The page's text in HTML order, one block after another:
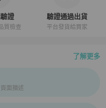
證
質檢查
驗證通過出貨
平台發貨給買家
了解更多
檢驗流程介紹
面描述